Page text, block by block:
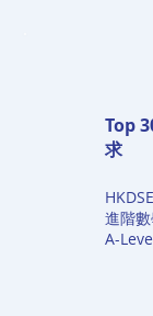
Top
求
進階數
A-